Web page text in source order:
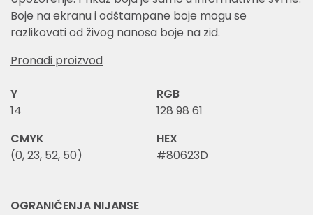
Boje na ekranu i odštampane boje mogu se
razlikovati od živog nanosa boje na zid.
Pronađi proizvod
Y
14
RGB
128 98 61
CMYK
(0, 23, 52, 50)
HEX
#80623D
OGRANIČENJA NIJANSE